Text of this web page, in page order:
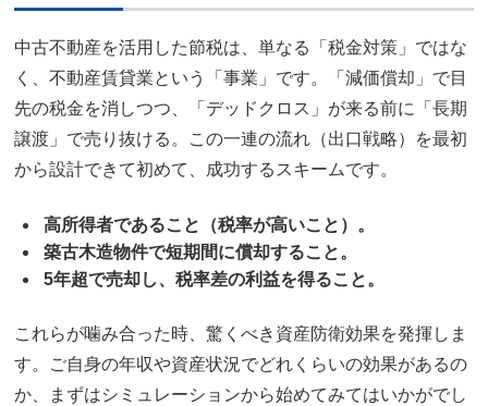
中古不動産を活用した節税は、単なる「税金対策」ではな
く、不動産賃貸業という「事業」です。「減価償却」で目
先の税金を消しつつ、「デッドクロス」が来る前に「長期
譲渡」で売り抜ける。この一連の流れ（出口戦略）を最初
から設計できて初めて、成功するスキームです。
高所得者であること（税率が高いこと）。
築古木造物件で短期間に償却すること。
5年超で売却し、税率差の利益を得ること。
これらが噛み合った時、驚くべき資産防衛効果を発揮しま
す。ご自身の年収や資産状況でどれくらいの効果があるの
か、まずはシミュレーションから始めてみてはいかがでし